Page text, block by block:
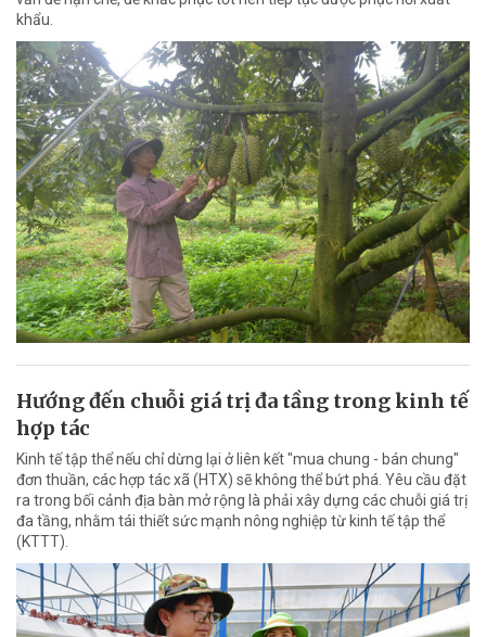
khẩu.
Hướng đến chuỗi giá trị đa tầng trong kinh tế
hợp tác
Kinh tế tập thể nếu chỉ dừng lại ở liên kết "mua chung - bán chung"
đơn thuần, các hợp tác xã (HTX) sẽ không thể bứt phá. Yêu cầu đặt
ra trong bối cảnh địa bàn mở rộng là phải xây dựng các chuỗi giá trị
đa tầng, nhằm tái thiết sức mạnh nông nghiệp từ kinh tế tập thể
(KTTT).